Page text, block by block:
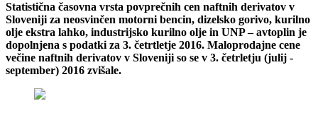
Statistična časovna vrsta povprečnih cen naftnih derivatov v
Sloveniji za neosvinčen motorni bencin, dizelsko gorivo, kurilno
olje ekstra lahko, industrijsko kurilno olje in UNP – avtoplin je
dopolnjena s podatki za 3. četrtletje 2016. Maloprodajne cene
večine naftnih derivatov v Sloveniji so se v 3. četrletju (julij -
september) 2016 zvišale.